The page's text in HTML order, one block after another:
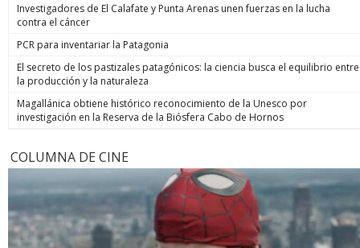
Investigadores de El Calafate y Punta Arenas unen fuerzas en la lucha
contra el cáncer
PCR para inventariar la Patagonia
El secreto de los pastizales patagónicos: la ciencia busca el equilibrio entre
la producción y la naturaleza
Magallánica obtiene histórico reconocimiento de la Unesco por
investigación en la Reserva de la Biósfera Cabo de Hornos
COLUMNA DE CINE